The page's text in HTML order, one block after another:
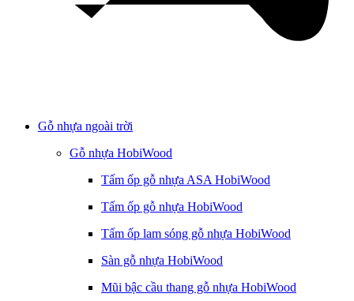
Gỗ nhựa ngoài trời
Gỗ nhựa HobiWood
Tấm ốp gỗ nhựa ASA HobiWood
Tấm ốp gỗ nhựa HobiWood
Tấm ốp lam sóng gỗ nhựa HobiWood
Sàn gỗ nhựa HobiWood
Mũi bậc cầu thang gỗ nhựa HobiWood